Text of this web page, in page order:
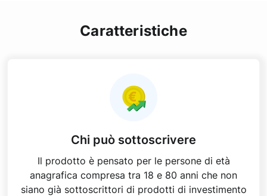
Caratteristiche
Chi può sottoscrivere
Il prodotto è pensato per le persone di età
anagrafica compresa tra 18 e 80 anni che non
siano già sottoscrittori di prodotti di investimento